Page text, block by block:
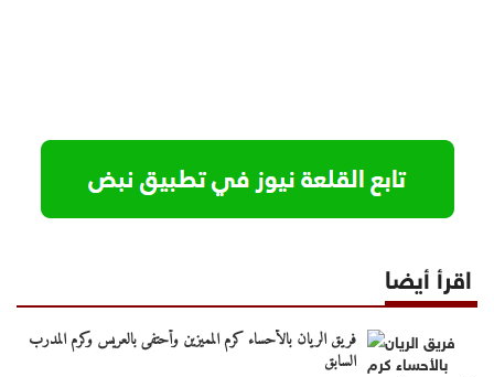
اقرأ أيضا
فريق الريان بالأحساء كرم المميزين وأحتفى بالعريس وكرم المدرب
السابق